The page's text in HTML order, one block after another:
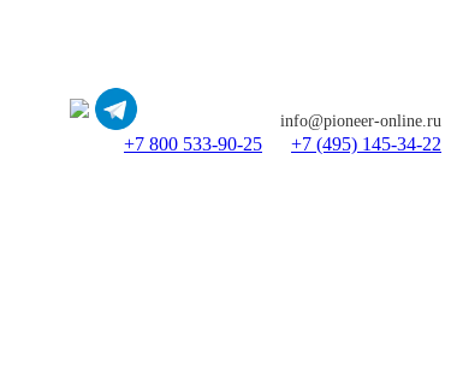
info@pioneer-online.ru
+7 800 533-90-25
+7 (495) 145-34-22